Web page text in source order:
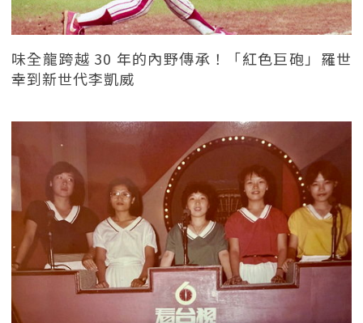
味全龍跨越 30 年的內野傳承！「紅色巨砲」羅世
幸到新世代李凱威